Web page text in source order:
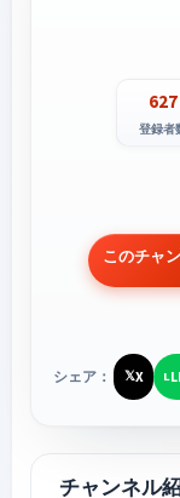
627
登録者
このチャ
シェア： 𝕏X L
チャンネル